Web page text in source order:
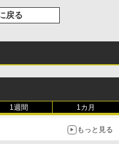
(マインクラフ
パー・カタログ: 本体ハ
販ソフトウェアのパーフ
Kindle Scribe Colorsoft |
機能搭載、明るさ自動調
イト、プレミアムペン付
ト
戻る
1週間 1カ月
もっと見る